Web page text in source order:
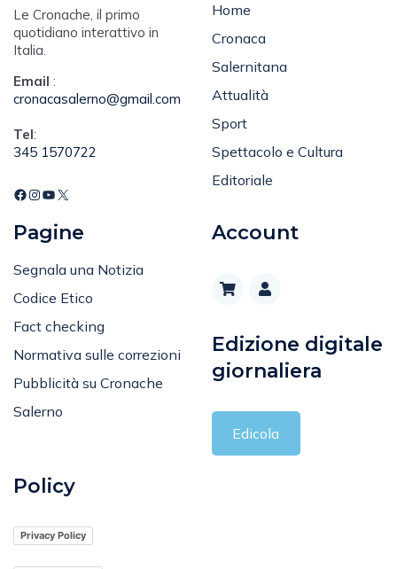
Le Cronache, il primo
quotidiano interattivo in
Italia.
Email :
cronacasalerno@gmail.com
Tel:
345 1570722
Home
Cronaca
Salernitana
Attualità
Sport
Spettacolo e Cultura
Editoriale
Pagine
Segnala una Notizia
Codice Etico
Fact checking
Normativa sulle correzioni
Pubblicità su Cronache
Salerno
Account
Edizione digitale
giornaliera
Edicola
Policy
Privacy Policy